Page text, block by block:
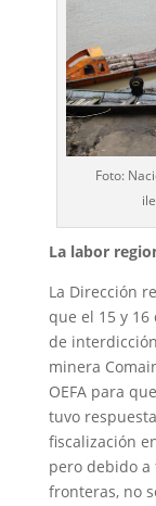
Foto:
La labor
La Dirección
que el 15 y 16
de
minera
OEFA para
tuvo
fiscalización
pero debido
fronteras, no